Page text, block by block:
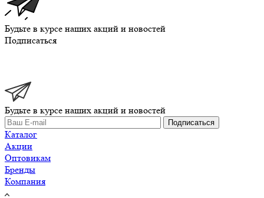
Будьте в курсе наших акций и новостей
Подписаться
Будьте в курсе наших акций и новостей
Подписаться
Каталог
Акции
Оптовикам
Бренды
Компания